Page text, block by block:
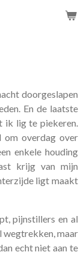
doorgeslapen
En de laatste
lig te piekeren.
overdag over
enkele houding
krijg van mijn
ligt maakt
pijnstillers en al
wegtrekken, maar
echt niet aan te